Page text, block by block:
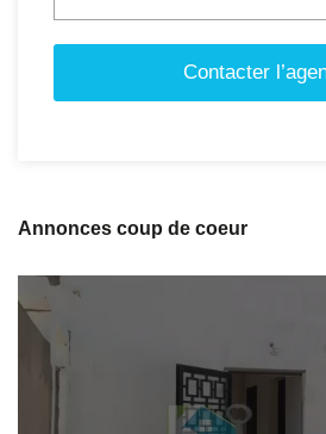
Contacter
Annonces coup de coeur